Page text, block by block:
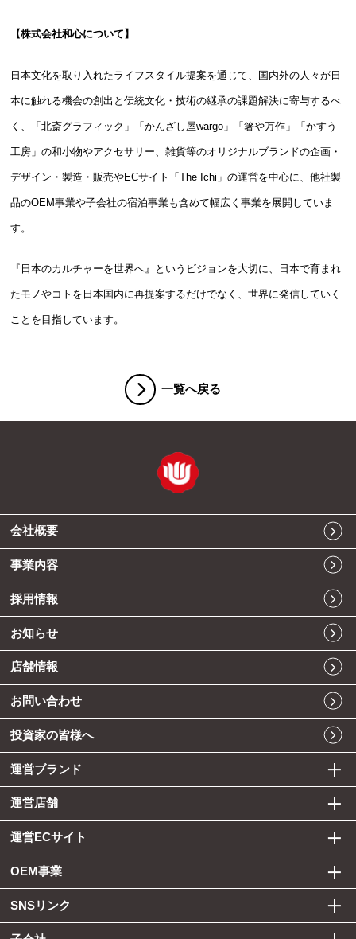
【株式会社和心について】
日本文化を取り入れたライフスタイル提案を通じて、国内外の人々が日
本に触れる機会の創出と伝統文化・技術の継承の課題解決に寄与するべ
く、「北斎グラフィック」「かんざし屋wargo」「箸や万作」「かすう
工房」の和小物やアクセサリー、雑貨等のオリジナルブランドの企画・
デザイン・製造・販売やECサイト「The Ichi」の運営を中心に、他社製
品のOEM事業や子会社の宿泊事業も含めて幅広く事業を展開していま
す。
『日本のカルチャーを世界へ』というビジョンを大切に、日本で育まれ
たモノやコトを日本国内に再提案するだけでなく、世界に発信していく
ことを目指しています。
一覧へ戻る
会社概要
事業内容
採用情報
お知らせ
店舗情報
お問い合わせ
投資家の皆様へ
運営ブランド
運営店舗
運営ECサイト
OEM事業
SNSリンク